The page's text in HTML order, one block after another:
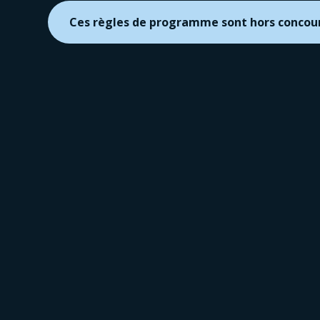
Ces règles de programme sont hors